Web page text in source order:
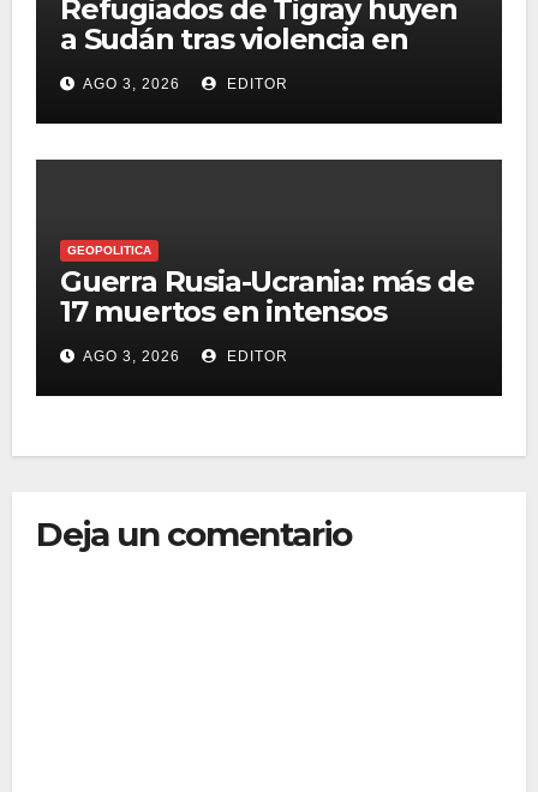
Refugiados de Tigray huyen
a Sudán tras violencia en
frontera etíope
AGO 3, 2026 EDITOR
GEOPOLITICA
Guerra Rusia-Ucrania: más de
17 muertos en intensos
ataques
AGO 3, 2026 EDITOR
Deja un comentario